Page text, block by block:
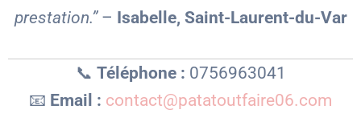
prestation.”– Isabelle, Saint-Laurent-du-Var
📞 Téléphone : 0756963041
📧 Email : contact@patatoutfaire06.com